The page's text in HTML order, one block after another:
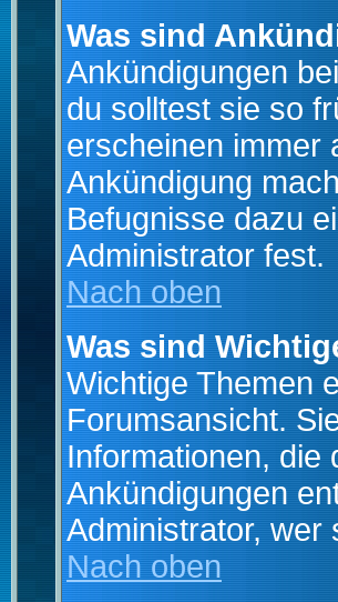
Was sind
Ankündigungen
du solltest sie so
erscheinen immer
Ankündigung
Befugnisse dazu
Administrator fest.
Nach oben
Was sind
Wichtige Themen
Forumsansicht.
Informationen, die
Ankündigungen
Administrator, wer
Nach oben